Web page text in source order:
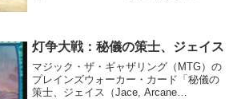
灯争大戦：秘儀の策士、ジェイス
マジック・ザ・ギャザリング（MTG）の
プレインズウォーカー・カード「秘儀の
策士、ジェイス（Jace, Arcane